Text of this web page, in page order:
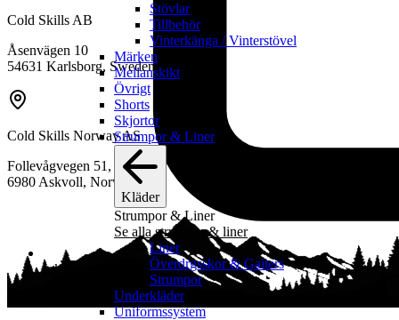
Stövlar
Tillbehör
Vinterkänga / Vinterstövel
Märken
Mellanskikt
Övrigt
Shorts
Skjortor
Strumpor & Liner
Kläder
Strumpor & Liner
Se alla strumpor & liner
Liner
Överdrgsskor & Gaiters
Strumpor
Underkläder
Uniformssystem
Inköpslista
Cold Skills AB
Åsenvägen 10
54631 Karlsborg, Sweden
Cold Skills Norway AS
Follevågvegen 51,
6980 Askvoll, Norway